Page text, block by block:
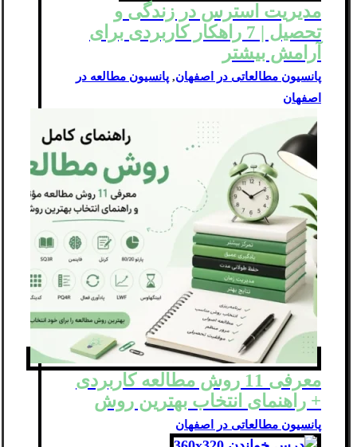
مدیریت استرس در زندگی و
تحصیل | 7 راهکار کاربردی برای
آرامش بیشتر
پانسیون مطالعاتی در اصفهان, پانسیون مطالعه در
اصفهان
معرفی 11 روش مطالعه کاربردی
+ راهنمای انتخاب بهترین روش
پانسیون مطالعاتی در اصفهان